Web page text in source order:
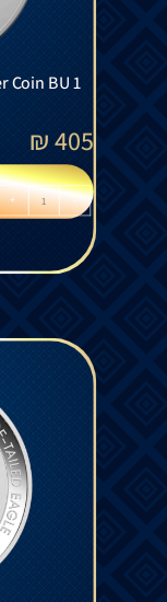
Coin BU 1
405
₪
-
+